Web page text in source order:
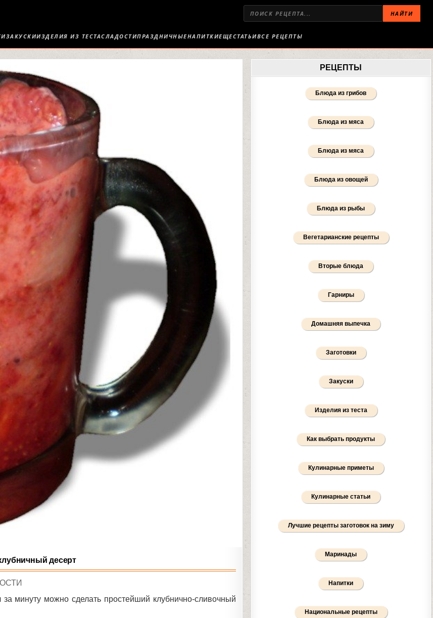
НАЙТИ
ЗАКУСКИИЗДЕЛИЯ ИЗ ТЕСТАСЛАДОСТИПРАЗДНИЧНЫЕНАПИТКИЕЩЕСТАТЬИВСЕ РЕЦЕПТЫ
десерт
минуту можно сделать простейший клубнично-сливочный
РЕЦЕПТЫ
Блюда из грибов
Блюда из мяса
Блюда из мяса
Блюда из овощей
Блюда из рыбы
Вегетарианские рецепты
Вторые блюда
Гарниры
Домашняя выпечка
Заготовки
Закуски
Изделия из теста
Как выбрать продукты
Кулинарные приметы
Кулинарные статьи
Лучшие рецепты заготовок на зиму
Маринады
Напитки
Национальные рецепты